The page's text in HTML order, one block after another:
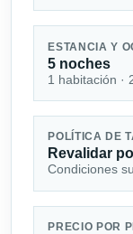
ESTANCIA Y
5 noches
1 habitación ·
POLÍTICA DE
Revalidar
Condiciones
PRECIO POR